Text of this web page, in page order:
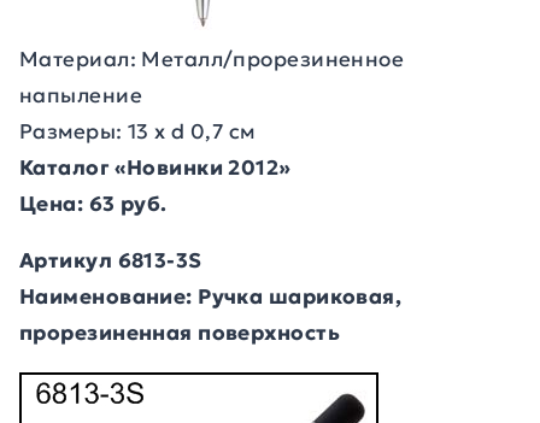
Материал: Металл/прорезиненное
напыление
Размеры: 13 х d 0,7 см
Каталог «Новинки 2012»
Цена: 63 руб.
Артикул 6813-3S
Наименование: Ручка шариковая,
прорезиненная поверхность